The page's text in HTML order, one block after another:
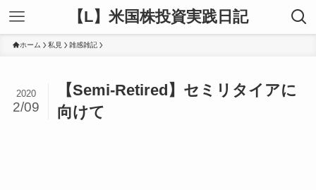
【L】米国株投資実践日記
ホーム 私見 雑感雑記
【Semi-Retired】セミリタイアに
向けて
2020
2/09